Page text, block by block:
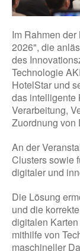
Im Rahmen
2026", die
des
Technologie
HotelStar und
das intelligente
Verarbeitung,
Zuordnung von
An der
Clusters sowie
digitaler und
Die Lösung
und die
digitalen
mithilfe von
maschineller